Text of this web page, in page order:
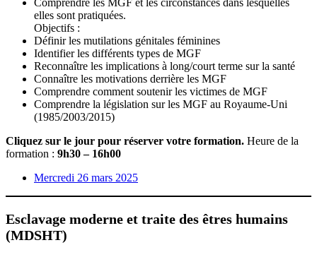
Comprendre les MGF et les circonstances dans lesquelles
elles sont pratiquées.
Objectifs :
Définir les mutilations génitales féminines
Identifier les différents types de MGF
Reconnaître les implications à long/court terme sur la santé
Connaître les motivations derrière les MGF
Comprendre comment soutenir les victimes de MGF
Comprendre la législation sur les MGF au Royaume-Uni
(1985/2003/2015)
Cliquez sur le jour pour réserver votre formation. Heure de la
formation : 9h30 – 16h00
Mercredi 26 mars 2025
Esclavage moderne et traite des êtres humains
(MDSHT)